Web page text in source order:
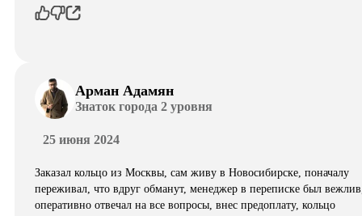
Арман Адамян
Знаток города 2 уровня
25 июня 2024
Заказал кольцо из Москвы, сам живу в Новосибирске, поначалу
переживал, что вдруг обманут, менеджер в переписке был
оперативно отвечал на все вопросы, внес предоплату, кольцо